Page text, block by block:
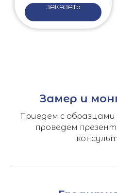
ЗАКАЗАТЬ
Замер и
Приедем с
проведем